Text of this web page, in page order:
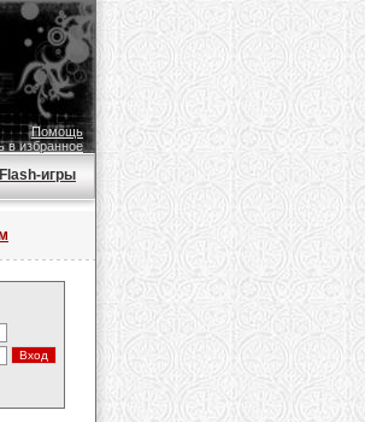
Помощь
в избранное
Flash-игры